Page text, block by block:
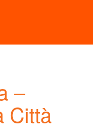
–
Città